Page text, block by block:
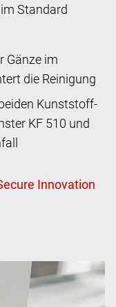
Standard
Gänze im
die Reinigung
Kunststoff-
KF 510 und